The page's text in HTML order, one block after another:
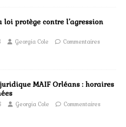
loi protège contre l’agression
Georgia Cole
Commentaires
MAIF Orléans : horaires
Georgia Cole
Commentaires